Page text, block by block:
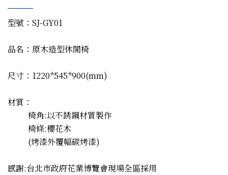
型號：SJ-GY01
品名：原木造型休閒椅
尺寸：1220*545*900(mm)
材質：
椅角:以不銹鋼材質製作
椅條:櫻花木
(烤漆外覆幅碳烤漆)
感謝:台北市政府花業博覽會現場全區採用